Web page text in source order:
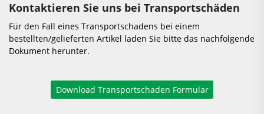
Kontaktieren Sie uns bei Transportschäden
Für den Fall eines Transportschadens bei einem
bestellten/gelieferten Artikel laden Sie bitte das nachfolgende
Dokument herunter.